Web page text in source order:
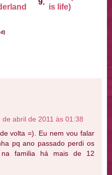
9.
is life)
de abril de 2011 às 01:38
volta =). Eu nem vou falar
pq ano passado perdi os
familia há mais de 12